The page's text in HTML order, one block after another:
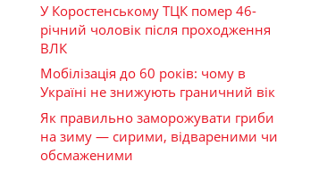
У Коростенському ТЦК помер 46-
річний чоловік після проходження
ВЛК
Мобілізація до 60 років: чому в
Україні не знижують граничний вік
Як правильно заморожувати гриби
на зиму — сирими, відвареними чи
обсмаженими